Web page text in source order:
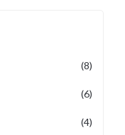
(8)
(6)
(4)